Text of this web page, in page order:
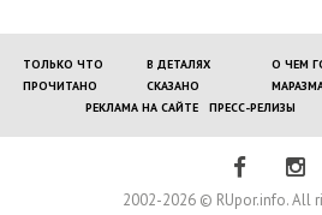
ТОЛЬКО ЧТО В ДЕТАЛЯХ О ЧЕМ
ПРОЧИТАНО
СКАЗАНО
РЕКЛАМА НА САЙТЕ
ПРЕСС-РЕЛИЗЫ
2002-2026 © RUpor.info. All